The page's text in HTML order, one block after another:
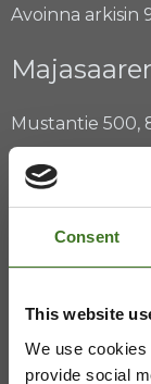
Consent
This website
We use
provide social
Avoinna arkisin
Mustantie 500,
044 710 0425
Avoinna ma 8 -